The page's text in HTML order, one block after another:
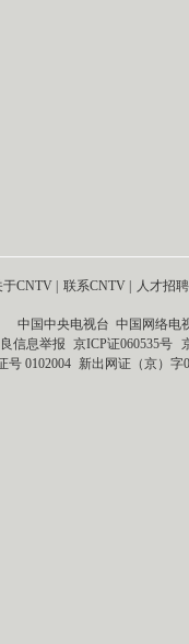
于CNTV 联系CNTV 人才招聘
中国中央电视台 中国网络电
信息举报 京ICP证060535号
号 0102004 新出网证（京）